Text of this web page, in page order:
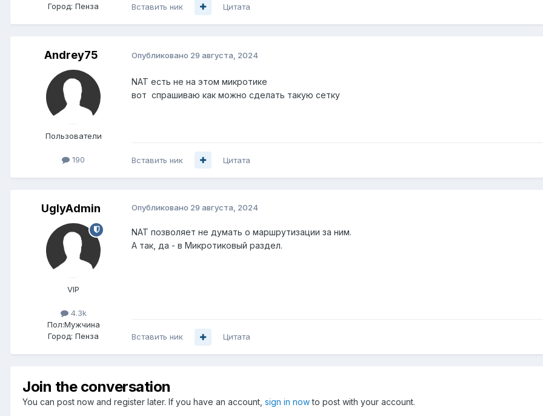
Город: Пенза Вставить ник Цитата
Andrey75
Пользователи
190
Опубликовано 29 августа, 2024
NAT есть не на этом микротике
вот спрашиваю как можно сделать такую сетку
Вставить ник Цитата
UglyAdmin
VIP
4.3k
Пол:Мужчина
Город: Пенза
Опубликовано 29 августа, 2024
NAT позволяет не думать о маршрутизации за ним.
А так, да - в Микротиковый раздел.
Вставить ник Цитата
Join the conversation
You can post now and register later. If you have an account, sign in nowto post with your account.